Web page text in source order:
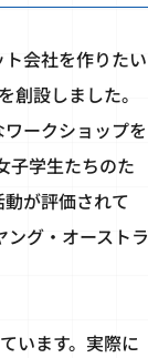
会社を作りたい
設しました。
ークショップを
子学生たちのた
が評価されて
グ・オーストラ
います。実際に